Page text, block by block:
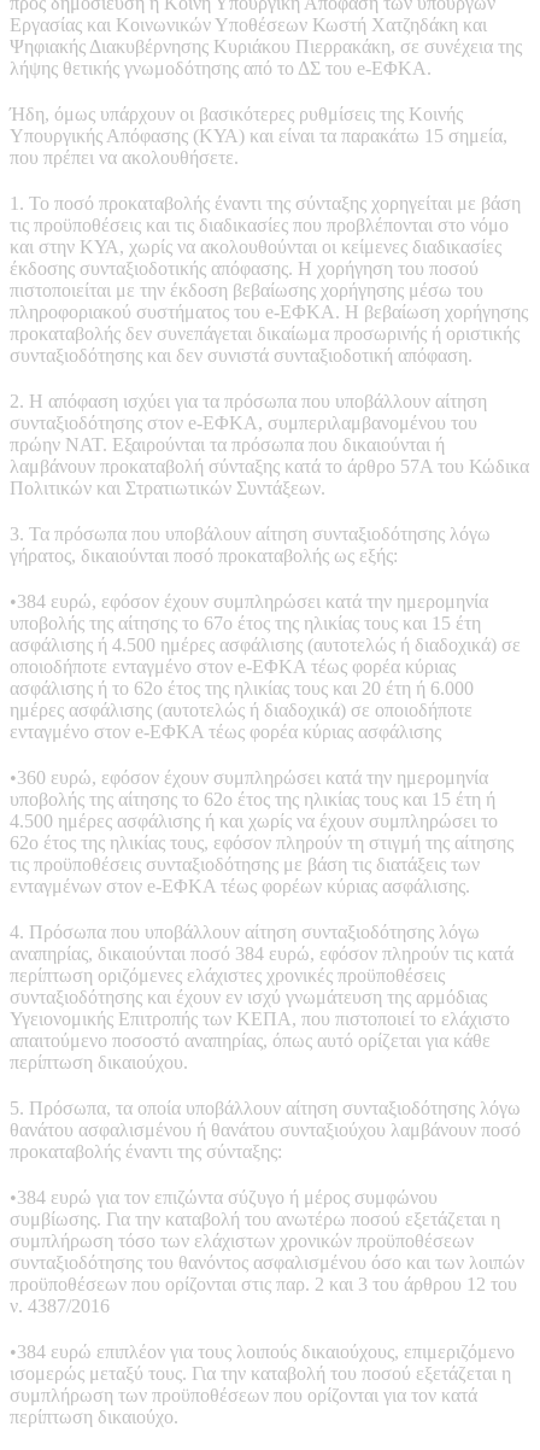
Εργασίας και Κοινωνικών Υποθέσεων Κωστή Χατζηδάκη και
Ψηφιακής Διακυβέρνησης Κυριάκου Πιερρακάκη, σε συνέχεια της
λήψης θετικής γνωμοδότησης από το ΔΣ του e-ΕΦΚΑ.
Ήδη, όμως υπάρχουν οι βασικότερες ρυθμίσεις της Κοινής
Υπουργικής Απόφασης (ΚΥΑ) και είναι τα παρακάτω 15 σημεία,
που πρέπει να ακολουθήσετε.
1. Το ποσό προκαταβολής έναντι της σύνταξης χορηγείται με βάση
τις προϋποθέσεις και τις διαδικασίες που προβλέπονται στο νόμο
και στην ΚΥΑ, χωρίς να ακολουθούνται οι κείμενες διαδικασίες
έκδοσης συνταξιοδοτικής απόφασης. Η χορήγηση του ποσού
πιστοποιείται με την έκδοση βεβαίωσης χορήγησης μέσω του
πληροφοριακού συστήματος του e-ΕΦΚΑ. Η βεβαίωση χορήγησης
προκαταβολής δεν συνεπάγεται δικαίωμα προσωρινής ή οριστικής
συνταξιοδότησης και δεν συνιστά συνταξιοδοτική απόφαση.
2. Η απόφαση ισχύει για τα πρόσωπα που υποβάλλουν αίτηση
συνταξιοδότησης στον e-ΕΦΚΑ, συμπεριλαμβανομένου του
πρώην ΝΑΤ. Εξαιρούνται τα πρόσωπα που δικαιούνται ή
λαμβάνουν προκαταβολή σύνταξης κατά το άρθρο 57Α του Κώδικα
Πολιτικών και Στρατιωτικών Συντάξεων.
3. Τα πρόσωπα που υποβάλουν αίτηση συνταξιοδότησης λόγω
γήρατος, δικαιούνται ποσό προκαταβολής ως εξής:
•384 ευρώ, εφόσον έχουν συμπληρώσει κατά την ημερομηνία
υποβολής της αίτησης το 67ο έτος της ηλικίας τους και 15 έτη
ασφάλισης ή 4.500 ημέρες ασφάλισης (αυτοτελώς ή διαδοχικά) σε
οποιοδήποτε ενταγμένο στον e-ΕΦΚΑ τέως φορέα κύριας
ασφάλισης ή το 62ο έτος της ηλικίας τους και 20 έτη ή 6.000
ημέρες ασφάλισης (αυτοτελώς ή διαδοχικά) σε οποιοδήποτε
ενταγμένο στον e-ΕΦΚΑ τέως φορέα κύριας ασφάλισης
•360 ευρώ, εφόσον έχουν συμπληρώσει κατά την ημερομηνία
υποβολής της αίτησης το 62ο έτος της ηλικίας τους και 15 έτη ή
4.500 ημέρες ασφάλισης ή και χωρίς να έχουν συμπληρώσει το
62ο έτος της ηλικίας τους, εφόσον πληρούν τη στιγμή της αίτησης
τις προϋποθέσεις συνταξιοδότησης με βάση τις διατάξεις των
ενταγμένων στον e-ΕΦΚΑ τέως φορέων κύριας ασφάλισης.
4. Πρόσωπα που υποβάλλουν αίτηση συνταξιοδότησης λόγω
αναπηρίας, δικαιούνται ποσό 384 ευρώ, εφόσον πληρούν τις κατά
περίπτωση οριζόμενες ελάχιστες χρονικές προϋποθέσεις
συνταξιοδότησης και έχουν εν ισχύ γνωμάτευση της αρμόδιας
Υγειονομικής Επιτροπής των ΚΕΠΑ, που πιστοποιεί το ελάχιστο
απαιτούμενο ποσοστό αναπηρίας, όπως αυτό ορίζεται για κάθε
περίπτωση δικαιούχου.
5. Πρόσωπα, τα οποία υποβάλλουν αίτηση συνταξιοδότησης λόγω
θανάτου ασφαλισμένου ή θανάτου συνταξιούχου λαμβάνουν ποσό
προκαταβολής έναντι της σύνταξης:
•384 ευρώ για τον επιζώντα σύζυγο ή μέρος συμφώνου
συμβίωσης. Για την καταβολή του ανωτέρω ποσού εξετάζεται η
συμπλήρωση τόσο των ελάχιστων χρονικών προϋποθέσεων
συνταξιοδότησης του θανόντος ασφαλισμένου όσο και των λοιπών
προϋποθέσεων που ορίζονται στις παρ. 2 και 3 του άρθρου 12 του
ν. 4387/2016
•384 ευρώ επιπλέον για τους λοιπούς δικαιούχους, επιμεριζόμενο
ισομερώς μεταξύ τους. Για την καταβολή του ποσού εξετάζεται η
συμπλήρωση των προϋποθέσεων που ορίζονται για τον κατά
περίπτωση δικαιούχο.